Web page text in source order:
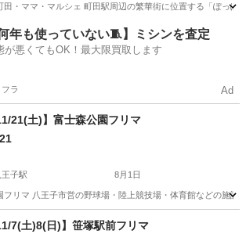
田・ママ・マルシェ 町田駅周辺の繁華街に位置する「ぽっ
田駅 フリーマーケット ママ
何年も使っていない🧵】ミシンを査定
が悪くてもOK！最大限買取します
ラ Ad
21(土)】富士森公園フリマ
子駅 8月1日
フリマ 八王子市営の野球場・陸上競技場・体育館などの施
西八王子駅 フリーマーケット
7(土)8(日)】笹塚駅前フリマ